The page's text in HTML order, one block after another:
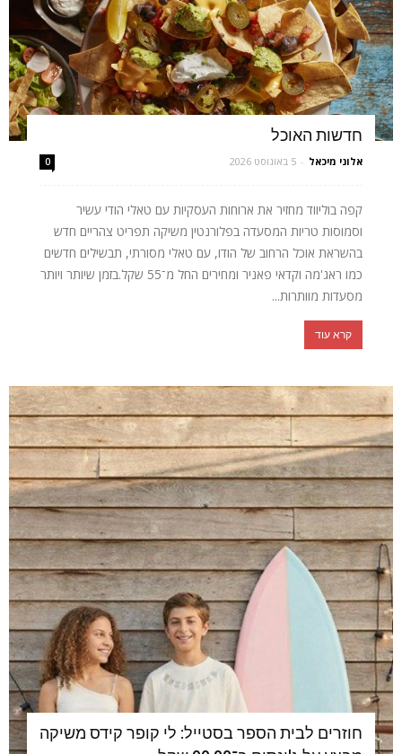
חדשות האוכל
אלוני מיכאל - 5 באוגוסט 2026 0
קפה בוליווד מחזיר את ארוחות העסקיות עם טאלי הודי עשיר
וסמוסות טריות המסעדה בפלורנטין משיקה תפריט צהריים חדש
בהשראת אוכל הרחוב של הודו, עם טאלי מסורתי, תבשילים חדשים
כמו ראג'מה וקדאי פאניר ומחירים החל מ־55 שקל.בזמן שיותר ויותר
מסעדות מוותרות...
קרא עוד
חוזרים לבית הספר בסטייל: לי קופר קידס משיקה